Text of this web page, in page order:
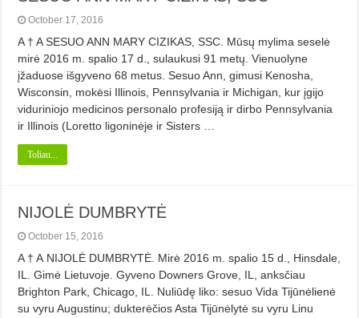
October 17, 2016
A † A SESUO ANN MARY CIZIKAS, SSC. Mūsų mylima seselė
mirė 2016 m. spalio 17 d., sulaukusi 91 metų. Vienuolyne
įžaduose išgyveno 68 metus. Sesuo Ann, gimusi Kenosha,
Wisconsin, mokėsi Illinois, Pennsylvania ir Michigan, kur įgijo
viduriniojo medicinos personalo profesiją ir dirbo Pennsylvania
ir Illinois (Loretto ligoninėje ir Sisters …
Toliau...
NIJOLĖ DUMBRYTĖ
October 15, 2016
A † A NIJOLĖ DUMBRYTĖ. Mirė 2016 m. spalio 15 d., Hinsdale,
IL. Gimė Lietuvoje. Gyveno Downers Grove, IL, anksčiau
Brighton Park, Chicago, IL. Nuliūdę liko: sesuo Vida Tijūnėlienė
su vyru Augustinu; dukterėčios Asta Tijūnėlytė su vyru Linu